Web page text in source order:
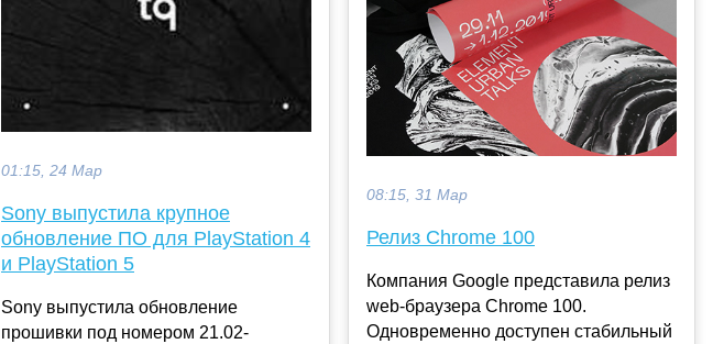
01:15, 24 Мар
Sony выпустила крупное
обновление ПО для PlayStation 4
и PlayStation 5
Sony выпустила обновление
прошивки под номером 21.02-
08:15, 31 Мар
Релиз Chrome 100
Компания Google представила релиз
web-браузера Chrome 100.
Одновременно доступен стабильный